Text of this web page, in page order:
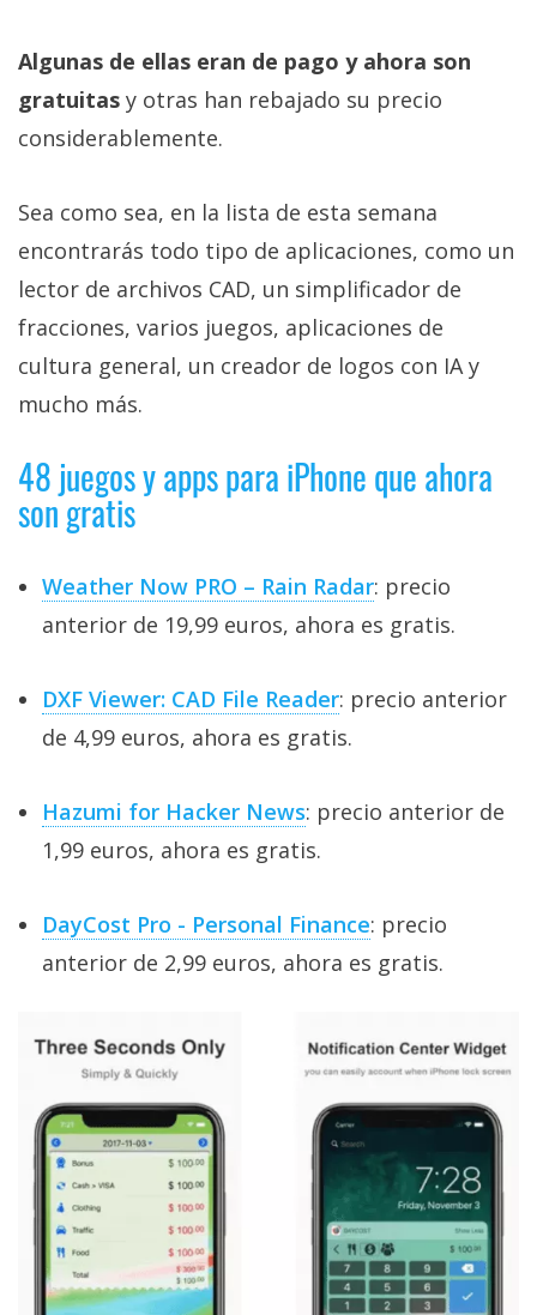
Algunas de ellas eran de pago y ahora son
gratuitas y otras han rebajado su precio
considerablemente.
Sea como sea, en la lista de esta semana
encontrarás todo tipo de aplicaciones, como un
lector de archivos CAD, un simplificador de
fracciones, varios juegos, aplicaciones de
cultura general, un creador de logos con IA y
mucho más.
48 juegos y apps para iPhone que ahora
son gratis
Weather Now PRO – Rain Radar: precio
anterior de 19,99 euros, ahora es gratis.
DXF Viewer: CAD File Reader: precio anterior
de 4,99 euros, ahora es gratis.
Hazumi for Hacker News: precio anterior de
1,99 euros, ahora es gratis.
DayCost Pro - Personal Finance: precio
anterior de 2,99 euros, ahora es gratis.